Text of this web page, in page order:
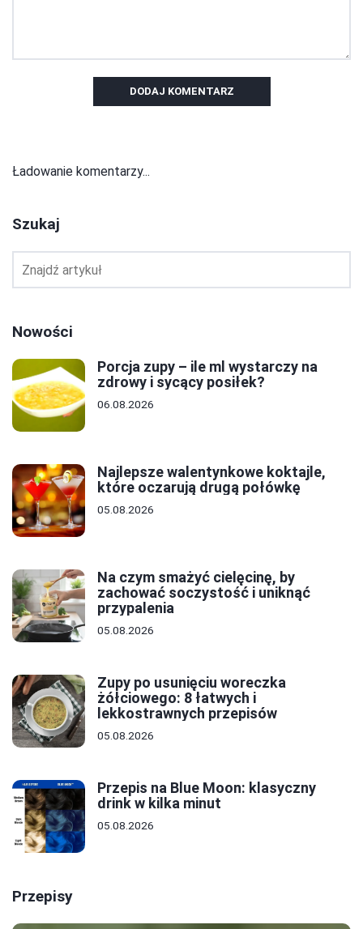
DODAJ KOMENTARZ
Ładowanie komentarzy...
Szukaj
Nowości
Porcja zupy – ile ml wystarczy na
zdrowy i sycący posiłek?
06.08.2026
Najlepsze walentynkowe koktajle,
które oczarują drugą połówkę
05.08.2026
Na czym smażyć cielęcinę, by
zachować soczystość i uniknąć
przypalenia
05.08.2026
Zupy po usunięciu woreczka
żółciowego: 8 łatwych i
lekkostrawnych przepisów
05.08.2026
Przepis na Blue Moon: klasyczny
drink w kilka minut
05.08.2026
Przepisy